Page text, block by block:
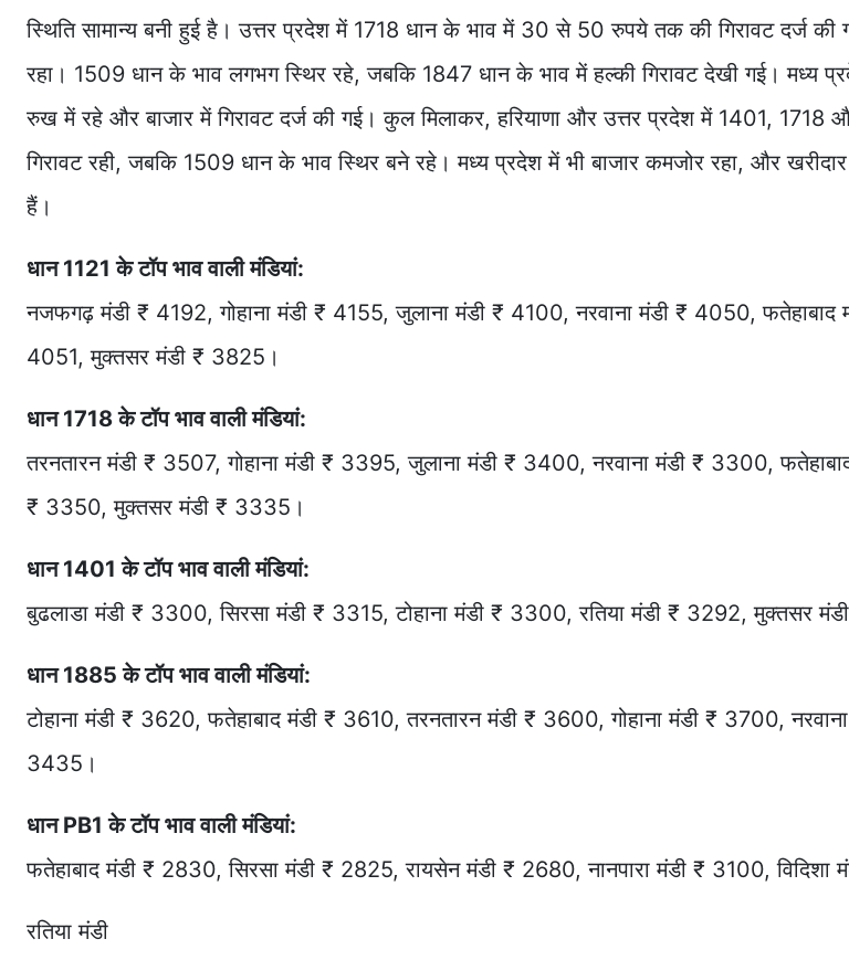
स्थिति सामान्य बनी हुई है। उत्तर प्रदेश में 1718 धान के भाव में 30 से 50 रुपये तक की गिरावट दर्ज की
रहा। 1509 धान के भाव लगभग स्थिर रहे, जबकि 1847 धान के भाव में हल्की गिरावट देखी गई। मध्य
रुख में रहे और बाजार में गिरावट दर्ज की गई। कुल मिलाकर, हरियाणा और उत्तर प्रदेश में 1401, 1718
गिरावट रही, जबकि 1509 धान के भाव स्थिर बने रहे। मध्य प्रदेश में भी बाजार कमजोर रहा, और खरीदार
हैं।
धान 1121 के टॉप भाव वाली मंडियां:
नजफगढ़ मंडी ₹ 4192, गोहाना मंडी ₹ 4155, जुलाना मंडी ₹ 4100, नरवाना मंडी ₹ 4050,
4051, मुक्तसर मंडी ₹ 3825।
धान 1718 के टॉप भाव वाली मंडियां:
तरनतारन मंडी ₹ 3507, गोहाना मंडी ₹ 3395, जुलाना मंडी ₹ 3400, नरवाना मंडी ₹ 3300,
₹ 3350, मुक्तसर मंडी ₹ 3335।
धान 1401 के टॉप भाव वाली मंडियां:
बुढलाडा मंडी ₹ 3300, सिरसा मंडी ₹ 3315, टोहाना मंडी ₹ 3300, रतिया मंडी ₹ 3292, मुक्तसर
धान 1885 के टॉप भाव वाली मंडियां:
टोहाना मंडी ₹ 3620, फतेहाबाद मंडी ₹ 3610, तरनतारन मंडी ₹ 3600, गोहाना मंडी ₹ 3700,
3435।
धान PB1 के टॉप भाव वाली मंडियां:
फतेहाबाद मंडी ₹ 2830, सिरसा मंडी ₹ 2825, रायसेन मंडी ₹ 2680, नानपारा मंडी ₹ 3100, विदिशा
रतिया मंडी